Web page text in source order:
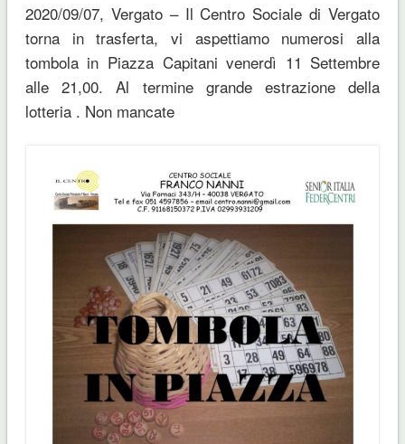
2020/09/07, Vergato – Il Centro Sociale di Vergato
torna in trasferta, vi aspettiamo numerosi alla
tombola in Piazza Capitani venerdì 11 Settembre
alle 21,00. Al termine grande estrazione della
lotteria . Non mancate